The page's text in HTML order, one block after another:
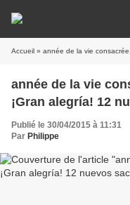
Accueil » année de la vie consacrée,
année de la vie
¡Gran alegría! 12
Publié le 30/04/2015 à 11:31
Par Philippe